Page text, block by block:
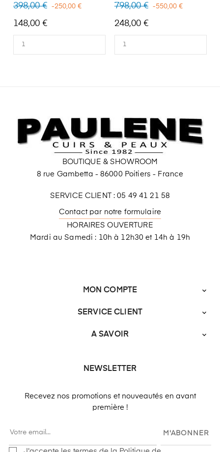
398,00 € -250,00 €
148,00 €
798,00 € -550,00 €
248,00 €
BOUTIQUE & SHOWROOM
8 rue Gambetta - 86000 Poitiers - France
SERVICE CLIENT : 05 49 41 21 58
Contact par notre formulaire
HORAIRES OUVERTURE
Mardi au Samedi : 10h à 12h30 et 14h à 19h
MON COMPTE 
SERVICE CLIENT 
A SAVOIR 
NEWSLETTER
Recevez nos promotions et nouveautés en avant
première !
M'ABONNER